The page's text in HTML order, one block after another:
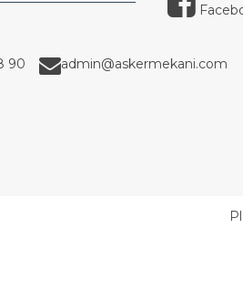
90 admin@askermekani.com